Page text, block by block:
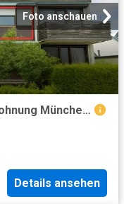
Foto anschauen
Zu Verkaufen 2 Schlafzimmer Wohnung München Deutschland DS94948873
Details ansehen